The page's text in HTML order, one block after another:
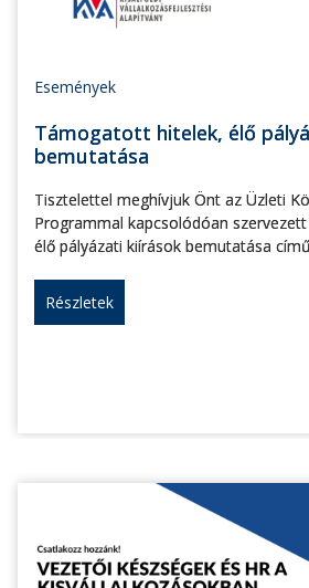
Események
Támogatott hitelek, élő
bemutatása
Tisztelettel meghívjuk Önt az Üzleti
Programmal kapcsolódóan
élő pályázati kiírások bemutatása
Részletek